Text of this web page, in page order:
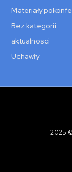
Materiały
Bez kategorii
aktualnosci
Uchawły
2025